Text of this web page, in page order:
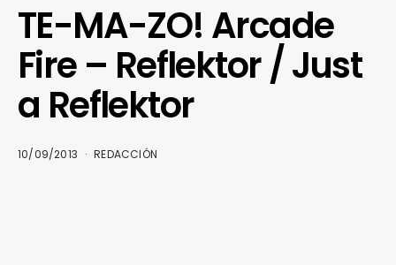
TE-MA-ZO! Arcade
Fire – Reflektor / Just
a Reflektor
10/09/2013 REDACCIÓN